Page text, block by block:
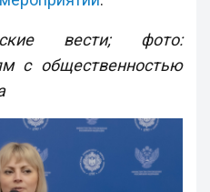
вести; фото:
с общественностью